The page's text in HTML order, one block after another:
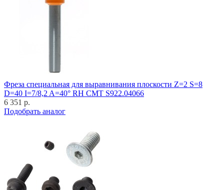
Фреза специальная для выравнивания плоскости Z=2 S=8
D=40 I=7/8,2 A=40° RH CMT S922.04066
6 351 р.
Подобрать аналог